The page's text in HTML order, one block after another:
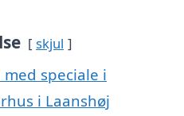
skjul
speciale i
i Laanshøj